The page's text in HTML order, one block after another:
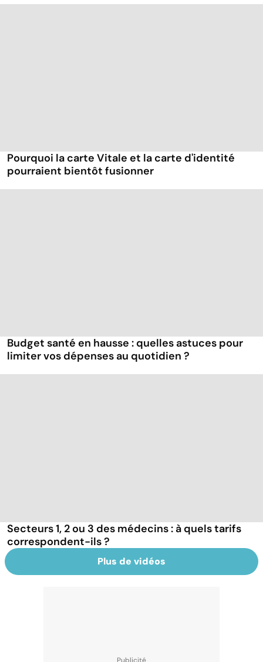
Pourquoi la carte Vitale et la carte d'identité
pourraient bientôt fusionner
Budget santé en hausse : quelles astuces pour
limiter vos dépenses au quotidien ?
Secteurs 1, 2 ou 3 des médecins : à quels tarifs
correspondent-ils ?
Plus de vidéos